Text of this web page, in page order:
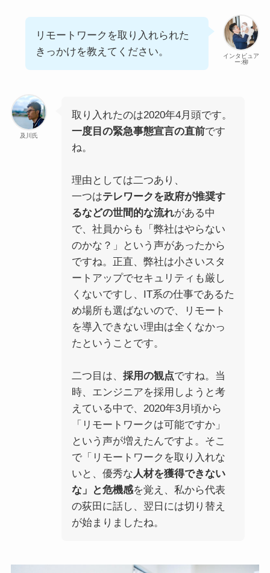
インタビュア
ー:柳
リモートワークを取り入れられた
きっかけを教えてください。
及川氏
取り入れたのは2020年4月頭です。
一度目の緊急事態宣言の直前です
ね。
理由としては二つあり、
一つはテレワークを政府が推奨す
るなどの世間的な流れがある中
で、社員からも「弊社はやらない
のかな？」という声があったから
ですね。正直、弊社は小さいスタ
ートアップでセキュリティも厳し
くないですし、IT系の仕事であるた
め場所も選ばないので、リモート
を導入できない理由は全くなかっ
たということです。
二つ目は、 採用の観点ですね。当
時、エンジニアを採用しようと考
えている中で、2020年3月頃から
「リモートワークは可能ですか」
という声が増えたんですよ。そこ
で「リモートワークを取り入れな
いと、優秀な 人材を獲得できない
な」と危機感を覚え、私から代表
の荻田に話し、翌日には切り替え
が始まりましたね。